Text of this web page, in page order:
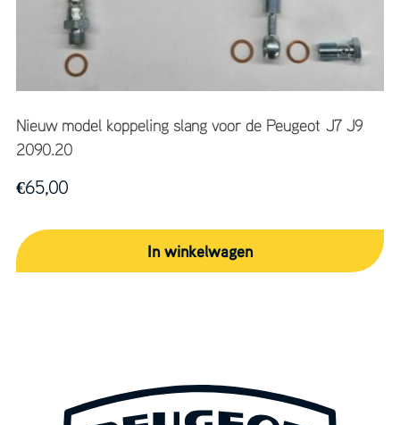
Nieuw model koppeling slang voor de Peugeot J7 J9
2090.20
€65,00
In winkelwagen